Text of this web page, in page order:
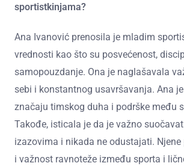
sportistkinjama?
Ana Ivanović prenosila je mladim
vrednosti kao što su posvećenost,
samopouzdanje. Ona je naglašavala
sebi i konstantnog usavršavanja. Ana
značaju timskog duha i podrške među
Takođe, isticala je da je važno
izazovima i nikada ne odustajati.
i važnost ravnoteže između sporta i